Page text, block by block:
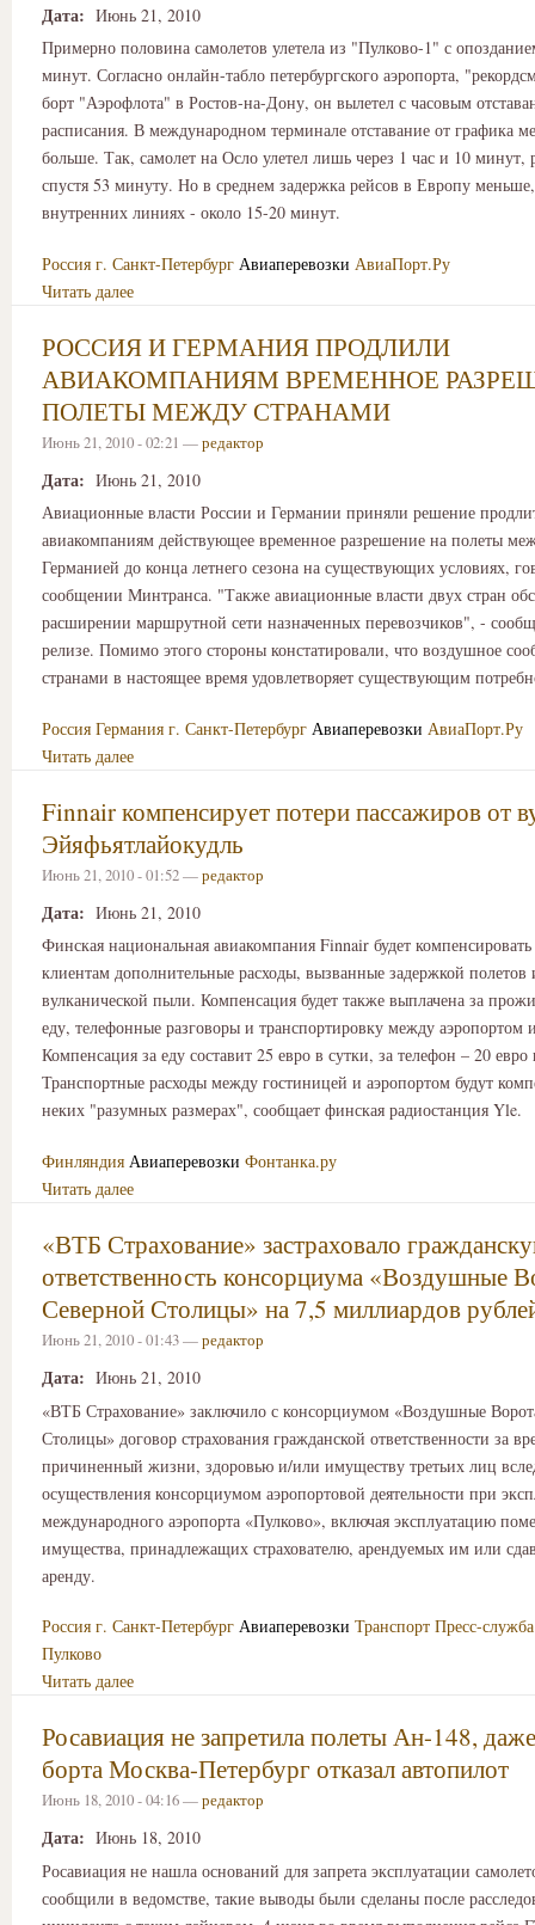
Дата: Июнь 21, 2010
Примерно половина самолетов улетела из "Пулково-1" с
минут. Согласно онлайн-табло петербургского аэропорта,
борт "Аэрофлота" в Ростов-на-Дону, он вылетел с часовым
расписания. В международном терминале отставание от графика
больше. Так, самолет на Осло улетел лишь через 1 час и 10 минут,
спустя 53 минуту. Но в среднем задержка рейсов в Европу
внутренних линиях - около 15-20 минут.
Россия г. Санкт-Петербург Авиаперевозки АвиаПорт.Ру
Читать далее
РОССИЯ И ГЕРМАНИЯ ПРОДЛИЛИ
АВИАКОМПАНИЯМ ВРЕМЕННОЕ
ПОЛЕТЫ МЕЖДУ СТРАНАМИ
Июнь 21, 2010 - 02:21 —редактор
Дата: Июнь 21, 2010
Авиационные власти России и Германии приняли решение
авиакомпаниям действующее временное разрешение на полеты
Германией до конца летнего сезона на существующих условиях,
сообщении Минтранса. "Также авиационные власти двух стран
расширении маршрутной сети назначенных перевозчиков", -
релизе. Помимо этого стороны констатировали, что воздушное
странами в настоящее время удовлетворяет существующим
Россия Германия г. Санкт-Петербург Авиаперевозки АвиаПорт.Ру
Читать далее
Finnair компенсирует потери пассажиров от
Эйяфьятлайокудль
Июнь 21, 2010 - 01:52 —редактор
Дата: Июнь 21, 2010
Финская национальная авиакомпания Finnair будет
клиентам дополнительные расходы, вызванные задержкой полетов
вулканической пыли. Компенсация будет также выплачена за
еду, телефонные разговоры и транспортировку между аэропортом
Компенсация за еду составит 25 евро в сутки, за телефон – 20 евро
Транспортные расходы между гостиницей и аэропортом будут
неких "разумных размерах", сообщает финская радиостанция Yle.
Финляндия Авиаперевозки Фонтанка.ру
Читать далее
«ВТБ Страхование» застраховало
ответственность консорциума «Воздушные
Северной Столицы» на 7,5 миллиардов
Июнь 21, 2010 - 01:43 —редактор
Дата: Июнь 21, 2010
«ВТБ Страхование» заключило с консорциумом «Воздушные
Столицы» договор страхования гражданской ответственности за
причиненный жизни, здоровью и/или имуществу третьих лиц
осуществления консорциумом аэропортовой деятельности при
международного аэропорта «Пулково», включая эксплуатацию
имущества, принадлежащих страхователю, арендуемых им или
аренду.
Россия г. Санкт-Петербург Авиаперевозки Транспорт Пресс-
Пулково
Читать далее
Росавиация не запретила полеты Ан-148,
борта Москва-Петербург отказал автопилот
Июнь 18, 2010 - 04:16 —редактор
Дата: Июнь 18, 2010
Росавиация не нашла оснований для запрета эксплуатации
сообщили в ведомстве, такие выводы были сделаны после